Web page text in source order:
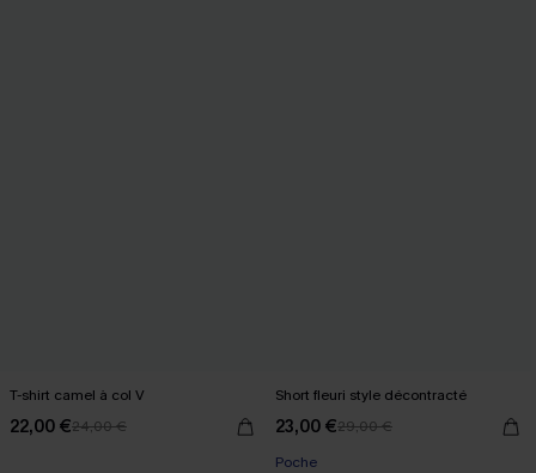
T-shirt camel à col V
22,00 €24,00 €
Short fleuri style décontracté
23,00 €29,00 €
Poche